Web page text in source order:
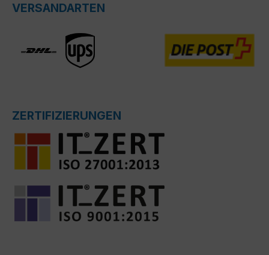
VERSANDARTEN
ZERTIFIZIERUNGEN